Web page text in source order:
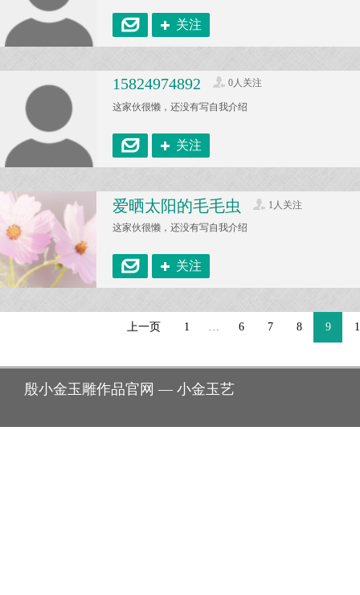
关注
15824974892 0人关注
这家伙很懒，还没有写自我介绍
关注
爱晒太阳的毛毛虫
1人关注
这家伙很懒，还没有写自我介绍
关注
上一页 1 … 6 7 8 9
殷小金玉雕作品官网 — 小金玉艺